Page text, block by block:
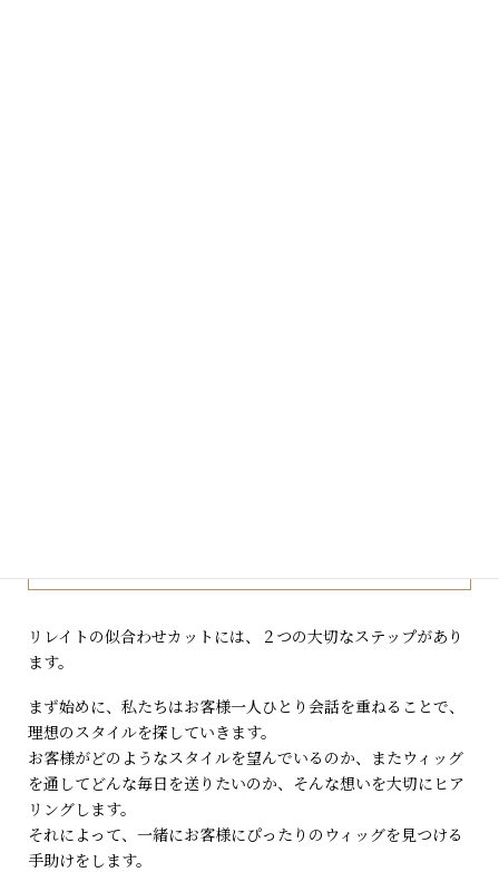
リレイトの似合わせカットには、２つの大切なステップがあり
ます。
まず始めに、私たちはお客様一人ひとり会話を重ねることで、
理想のスタイルを探していきます。
お客様がどのようなスタイルを望んでいるのか、またウィッグ
を通してどんな毎日を送りたいのか、そんな想いを大切にヒア
リングします。
それによって、一緒にお客様にぴったりのウィッグを見つける
手助けをします。